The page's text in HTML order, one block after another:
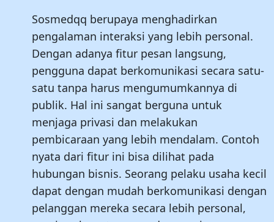
Sosmedqq berupaya menghadirkan
pengalaman interaksi yang lebih personal.
Dengan adanya fitur pesan langsung,
pengguna dapat berkomunikasi secara satu-
satu tanpa harus mengumumkannya di
publik. Hal ini sangat berguna untuk
menjaga privasi dan melakukan
pembicaraan yang lebih mendalam. Contoh
nyata dari fitur ini bisa dilihat pada
hubungan bisnis. Seorang pelaku usaha kecil
dapat dengan mudah berkomunikasi dengan
pelanggan mereka secara lebih personal,